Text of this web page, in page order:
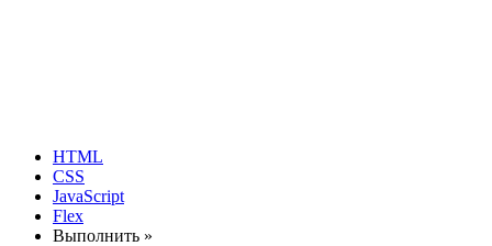
HTML
CSS
JavaScript
Flex
Выполнить »